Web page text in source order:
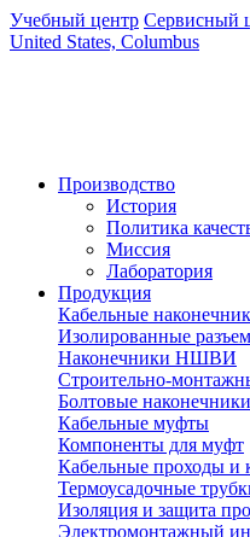
Учебный центр Сервисный
United States, Columbus
Производство
История
Политика
Миссия
Лаборатория
Продукция
Кабельные
Изолированные
Наконечники НШВИ
Строительно-
Болтовые
Кабельные муфты
Компоненты для муфт
Кабельные проходы и
Термоусадочные
Изоляция и защита
Электромонтажный